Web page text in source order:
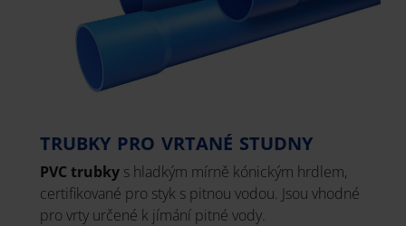
TRUBKY PRO VRTANÉ STUDNY
PVC trubky s hladkým mírně kónickým hrdlem,
certifikované pro styk s pitnou vodou. Jsou vhodné
pro vrty určené k jímání pitné vody.